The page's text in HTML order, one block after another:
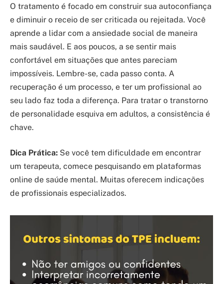
O tratamento é focado em construir sua autoconfiança
e diminuir o receio de ser criticada ou rejeitada. Você
aprende a lidar com a ansiedade social de maneira
mais saudável. E aos poucos, a se sentir mais
confortável em situações que antes pareciam
impossíveis. Lembre-se, cada passo conta. A
recuperação é um processo, e ter um profissional ao
seu lado faz toda a diferença. Para tratar o transtorno
de personalidade esquiva em adultos, a consistência é
chave.
Dica Prática: Se você tem dificuldade em encontrar
um terapeuta, comece pesquisando em plataformas
online de saúde mental. Muitas oferecem indicações
de profissionais especializados.